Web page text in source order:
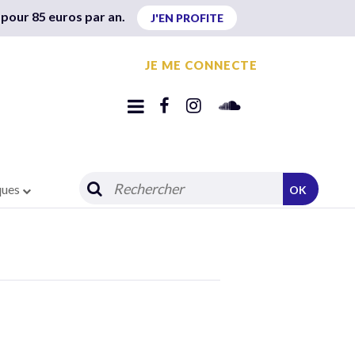
85 euros par an. J'EN PROFITE
JE ME CONNECTE
OK